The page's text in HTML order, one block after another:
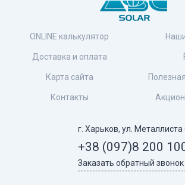
ONLINE калькулятор
Доставка и оплата
Карта сайта
Контакты
г. Харьков, ул. Металлиста
+38 (097)8 200
Заказать обратный звонок